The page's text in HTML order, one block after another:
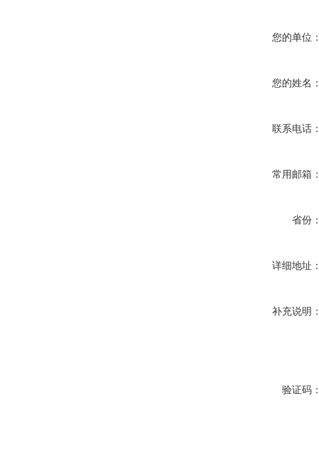
您的单位
您的姓名
联系电话
常用邮箱
省份
详细地址
补充说明
验证码